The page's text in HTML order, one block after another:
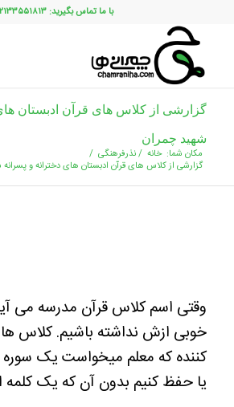
با ما تماس بگیرید: ۰۲۱۳۳۵۵۱۸۱۳
گزارشی از کلاس های قرآن ادبستان
شهید چمران
مکان شما: خانه /نذرفرهنگی /
گزارشی از کلاس های قرآن ادبستان های دخترانه و
وقتی اسم کلاس قرآن مدرسه می
خوبی ازش نداشته باشیم‌. کلاس
کننده که معلم میخواست یک سوره
یا حفظ کنیم بدون آن که یک کلمه